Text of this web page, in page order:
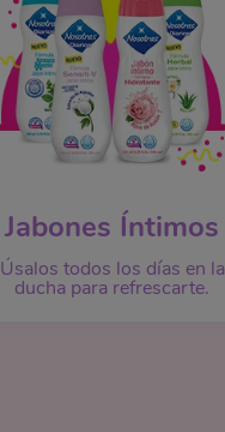
Jabones Íntimos
Úsalos todos los días en la
ducha para refrescarte.